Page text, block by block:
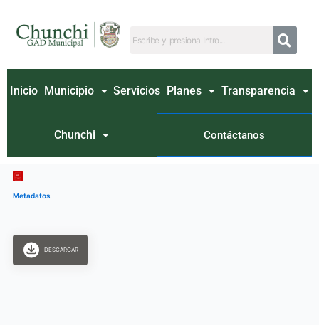
contenido
Inicio Municipio Servicios Planes Transparencia
Chunchi Contáctanos
Metadatos
DESCARGAR